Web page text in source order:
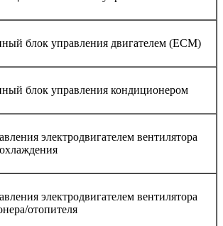
блок управления двигателем (ECM)
блок управления кондиционером
электродвигателем вентилятора
электродвигателем вентилятора
отопителя